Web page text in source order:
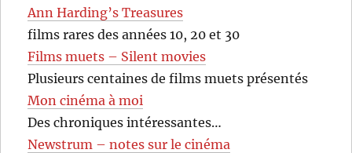
Ann Harding’s Treasures
films rares des années 10, 20 et 30
Films muets – Silent movies
Plusieurs centaines de films muets présentés
Mon cinéma à moi
Des chroniques intéressantes…
Newstrum – notes sur le cinéma